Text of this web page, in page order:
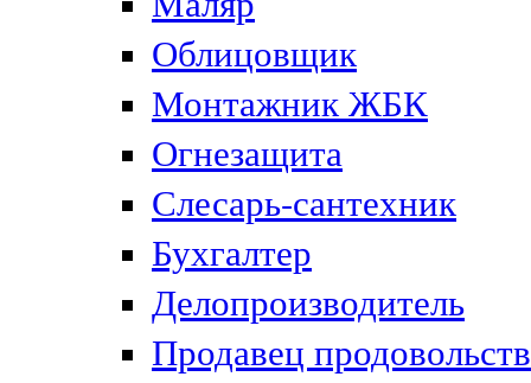
Облицовщик
Монтажник ЖБК
Огнезащита
Слесарь-сантехник
Бухгалтер
Делопроизводитель
Продавец